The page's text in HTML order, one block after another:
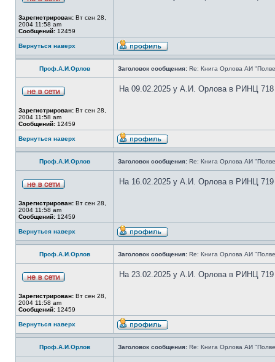
Зарегистрирован: Вт сен 28,
2004 11:58 am
Сообщений: 12459
Вернуться наверх
Проф.А.И.Орлов Заголовок сообщения: Re: Книга Орлова АИ
Зарегистрирован: Вт сен 28,
2004 11:58 am
Сообщений: 12459
На 09.02.2025 у А.И. Орлова в РИНЦ 718
Вернуться наверх
Проф.А.И.Орлов Заголовок сообщения: Re: Книга Орлова АИ
Зарегистрирован: Вт сен 28,
2004 11:58 am
Сообщений: 12459
На 16.02.2025 у А.И. Орлова в РИНЦ 719
Вернуться наверх
Проф.А.И.Орлов Заголовок сообщения: Re: Книга Орлова АИ
Зарегистрирован: Вт сен 28,
2004 11:58 am
Сообщений: 12459
На 23.02.2025 у А.И. Орлова в РИНЦ 719
Вернуться наверх
Проф.А.И.Орлов Заголовок сообщения: Re: Книга Орлова АИ